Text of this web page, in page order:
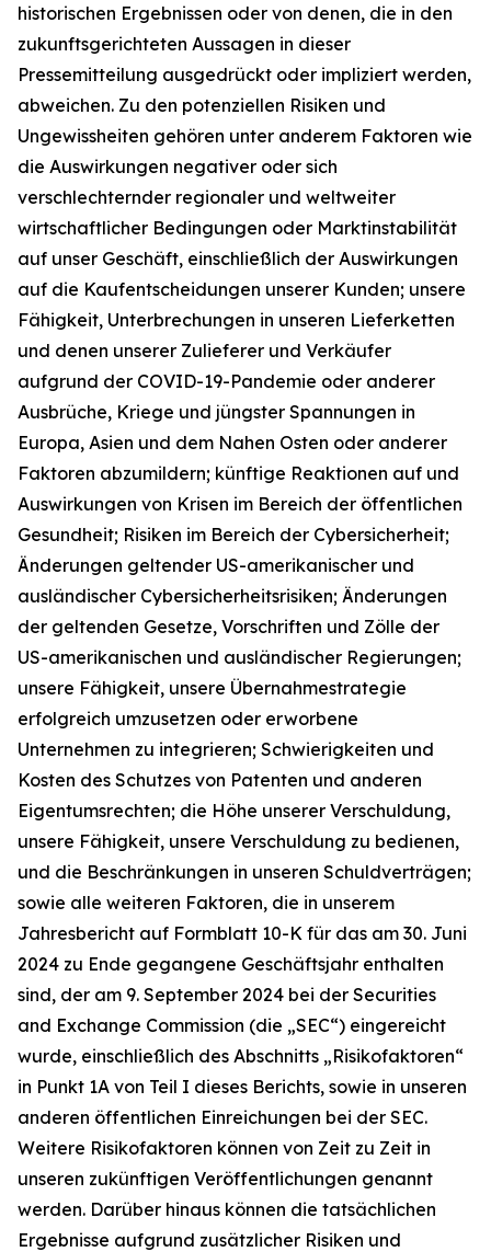
historischen Ergebnissen oder von denen, die in den
zukunftsgerichteten Aussagen in dieser
Pressemitteilung ausgedrückt oder impliziert werden,
abweichen. Zu den potenziellen Risiken und
Ungewissheiten gehören unter anderem Faktoren wie
die Auswirkungen negativer oder sich
verschlechternder regionaler und weltweiter
wirtschaftlicher Bedingungen oder Marktinstabilität
auf unser Geschäft, einschließlich der Auswirkungen
auf die Kaufentscheidungen unserer Kunden; unsere
Fähigkeit, Unterbrechungen in unseren Lieferketten
und denen unserer Zulieferer und Verkäufer
aufgrund der COVID-19-Pandemie oder anderer
Ausbrüche, Kriege und jüngster Spannungen in
Europa, Asien und dem Nahen Osten oder anderer
Faktoren abzumildern; künftige Reaktionen auf und
Auswirkungen von Krisen im Bereich der öffentlichen
Gesundheit; Risiken im Bereich der Cybersicherheit;
Änderungen geltender US-amerikanischer und
ausländischer Cybersicherheitsrisiken; Änderungen
der geltenden Gesetze, Vorschriften und Zölle der
US-amerikanischen und ausländischer Regierungen;
unsere Fähigkeit, unsere Übernahmestrategie
erfolgreich umzusetzen oder erworbene
Unternehmen zu integrieren; Schwierigkeiten und
Kosten des Schutzes von Patenten und anderen
Eigentumsrechten; die Höhe unserer Verschuldung,
unsere Fähigkeit, unsere Verschuldung zu bedienen,
und die Beschränkungen in unseren Schuldverträgen;
sowie alle weiteren Faktoren, die in unserem
Jahresbericht auf Formblatt 10-K für das am 30. Juni
2024 zu Ende gegangene Geschäftsjahr enthalten
sind, der am 9. September 2024 bei der Securities
and Exchange Commission (die „SEC“) eingereicht
wurde, einschließlich des Abschnitts „Risikofaktoren“
in Punkt 1A von Teil I dieses Berichts, sowie in unseren
anderen öffentlichen Einreichungen bei der SEC.
Weitere Risikofaktoren können von Zeit zu Zeit in
unseren zukünftigen Veröffentlichungen genannt
werden. Darüber hinaus können die tatsächlichen
Ergebnisse aufgrund zusätzlicher Risiken und